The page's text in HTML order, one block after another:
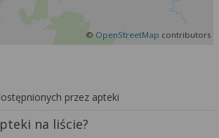
© OpenStreetMap contributors
przez apteki
na liście?